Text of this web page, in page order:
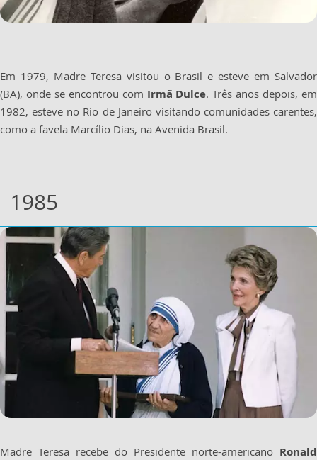
Em 1979, Madre Teresa visitou o Brasil e esteve em Salvador
(BA), onde se encontrou com Irmã Dulce. Três anos depois, em
1982, esteve no Rio de Janeiro visitando comunidades carentes,
como a favela Marcílio Dias, na Avenida Brasil.
1985
Madre Teresa recebe do Presidente norte-americano Ronald